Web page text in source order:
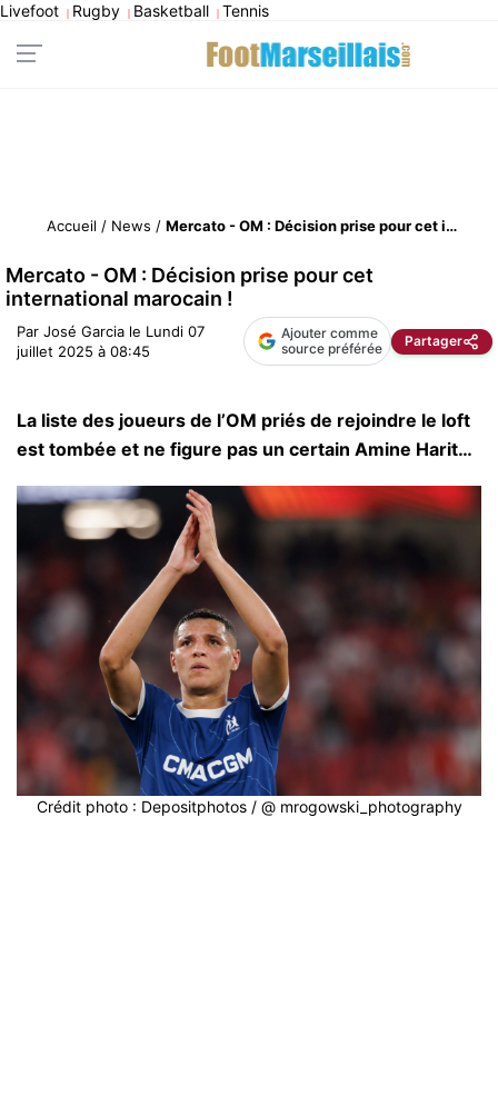
Livefoot | Rugby | Basketball | Tennis
Accueil / News / Mercato - OM : Décision prise pour cet international marocain !
Mercato - OM : Décision prise pour cet
international marocain !
Par José Garcia le Lundi 07
juillet 2025 à 08:45
Ajouter comme
source préférée
Partager
La liste des joueurs de l’OM priés de rejoindre le loft
est tombée et ne figure pas un certain Amine Harit…
Crédit photo : Depositphotos / @ mrogowski_photography